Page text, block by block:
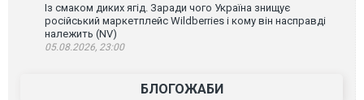
Із смаком диких ягід. Заради чого Україна знищує
російський маркетплейс Wildberries і кому він насправді
належить (NV)
05.08.2026, 23:00
БЛОГОЖАБИ